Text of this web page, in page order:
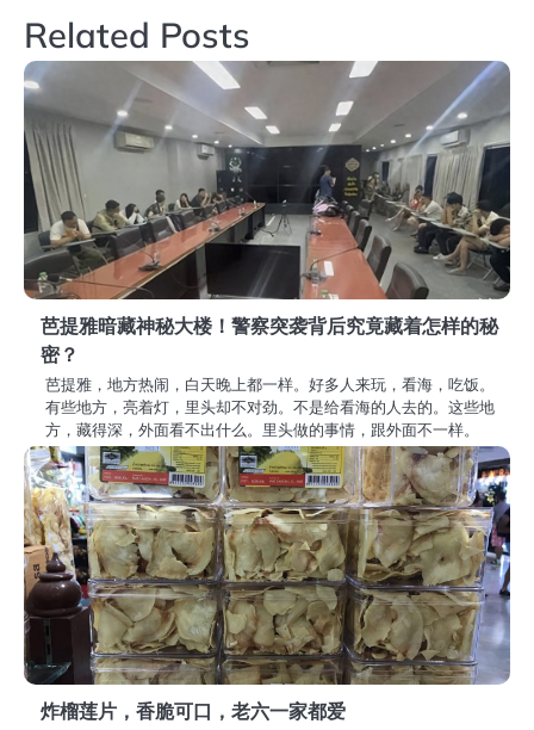
导
航
Related Posts
芭提雅暗藏神秘大楼！警察突袭背后究竟藏着怎样的秘
密？
芭提雅，地方热闹，白天晚上都一样。好多人来玩，看海，吃饭。
有些地方，亮着灯，里头却不对劲。不是给看海的人去的。这些地
方，藏得深，外面看不出什么。里头做的事情，跟外面不一样。
炸榴莲片，香脆可口，老六一家都爱